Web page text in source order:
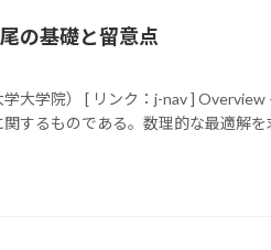
の基礎と留意点
大学院） [ リンク：j-nav ]
関するものである。数理的な最適解